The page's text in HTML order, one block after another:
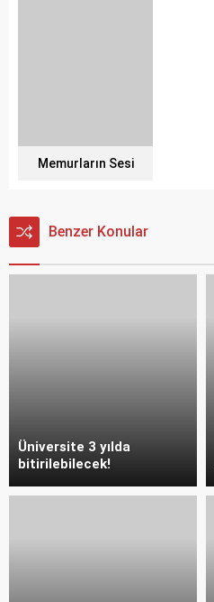
Memurların Sesi
Benzer Konular
Üniversite 3 yılda
bitirilebilecek!